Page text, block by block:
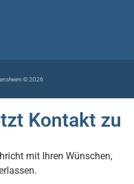
© 2026
Kontakt zu
mit Ihren Wünschen,